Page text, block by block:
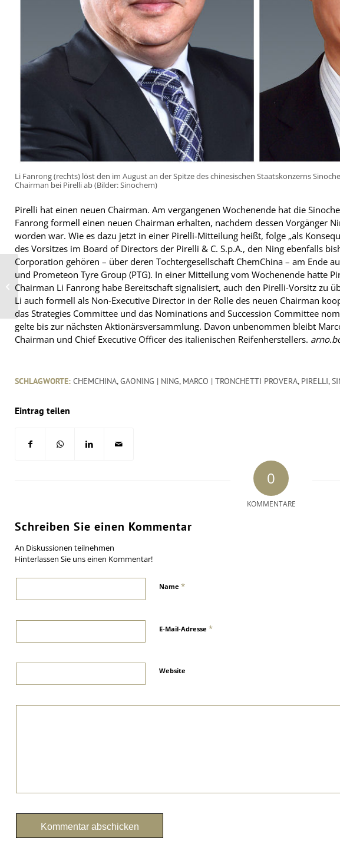
Li Fanrong (rechts) löst den im August an der Spitze des chinesischen Staatskonzerns
Chairman bei Pirelli ab (Bilder: Sinochem)
Pirelli hat einen neuen Chairman. Am vergangenen Wochenende hat die
Fanrong formell einen neuen Chairman erhalten, nachdem dessen Vorgänger
worden war. Wie es dazu jetzt in einer Pirelli-Mitteilung heißt, folge „als
des Vorsitzes im Board of Directors der Pirelli & C. S.p.A., den Ning ebenfalls
Corporation gehören – über deren Tochtergesellschaft ChemChina – am Ende
und Prometeon Tyre Group (PTG). In einer Mitteilung vom Wochenende hatte
Chairman Li Fanrong habe Bereitschaft signalisiert, auch den Pirelli-Vorsitz zu
Li auch formell als Non-Executive Director in der Rolle des neuen Chairman
das Strategies Committee und das Nominations and Succession Committee
gelte bis zur nächsten Aktionärsversammlung. Davon unbenommen bleibt
Chairman und Chief Executive Officer des italienischen Reifenherstellers.
SCHLAGWORTE: CHEMCHINA,GAONING | NING, MARCO | TRONCHETTI PROVERA, PIRELLI,
Eintrag teilen
0
KOMMENTARE
Schreiben Sie einen Kommentar
An Diskussionen teilnehmen
Hinterlassen Sie uns einen Kommentar!
Name *
E-Mail-Adresse *
Website
„Deutschland und
Italien am meisten
gefährdet“ – Neue
Marktstudie
prognostiziert...